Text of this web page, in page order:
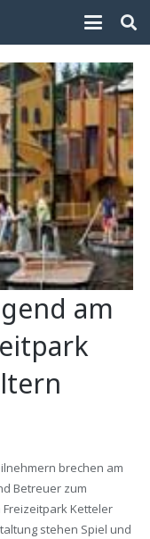
am
brechen am
Betreuer zum
Ketteler
stehen Spiel und